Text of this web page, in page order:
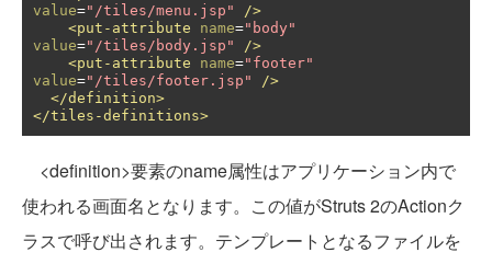
value="/tiles/menu.jsp"
/>
<put-attribute
name="body"
value="/tiles/body.jsp"
/>
<put-attribute
name="footer"
value="/tiles/footer.jsp"
/>
</definition>
</tiles-definitions>
<definition>要素のname属性はアプリケーション内で
使われる画面名となります。この値がStruts 2のActionク
ラスで呼び出されます。テンプレートとなるファイルを